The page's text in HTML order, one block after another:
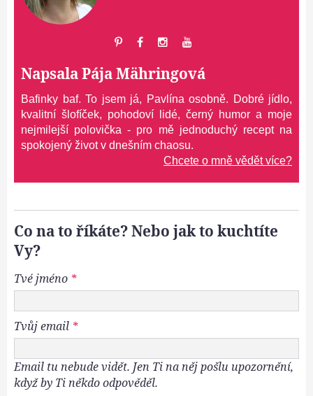
NapsalaPája Mähringová
Bafinky baf. To jsem já, Pavlína osobně. Dobré jídlo,
kvalitní šlofíček, pohodoví lidé, černý humor a moje
nejmilejší polovička - pro mě jednoduchý recept na
spokojený život v dnešním chaosu.
Chcete o mně vědět více?
Co na to říkáte? Nebo jak to kuchtíte
Vy?
Tvé jméno *
Tvůj email *
Email tu nebude vidět. Jen Ti na něj pošlu upozornění,
když by Ti někdo odpověděl.